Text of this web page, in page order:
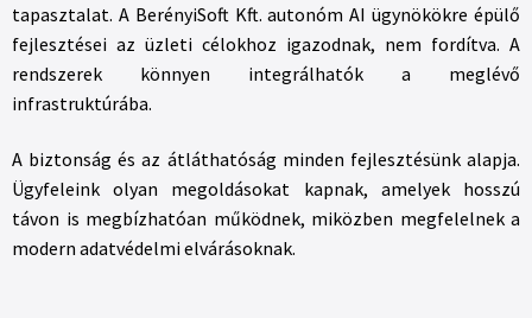
tapasztalat. A BerényiSoft Kft. autonóm AI ügynökökre épülő
fejlesztései az üzleti célokhoz igazodnak, nem fordítva. A
rendszerek könnyen integrálhatók a meglévő
infrastruktúrába.
A biztonság és az átláthatóság minden fejlesztésünk alapja.
Ügyfeleink olyan megoldásokat kapnak, amelyek hosszú
távon is megbízhatóan működnek, miközben megfelelnek a
modern adatvédelmi elvárásoknak.